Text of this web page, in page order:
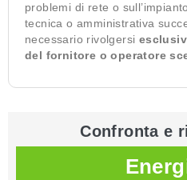
problemi di rete o
tecnica o amministrativa
necessario rivolgersi
del fornitore o operatore
Confronta e